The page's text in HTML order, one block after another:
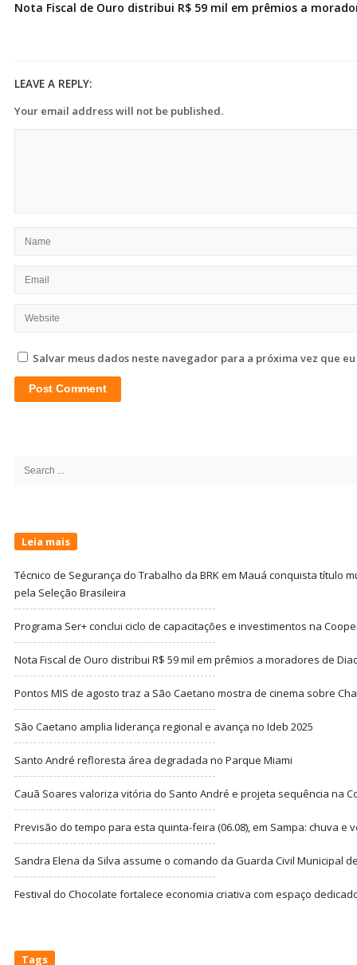
Nota Fiscal de Ouro distribui R$ 59 mil em prêmios a
LEAVE A REPLY:
Your email address will not be published.
Salvar meus dados neste navegador para a próxima vez que
Search
Leia mais
Técnico de Segurança do Trabalho da BRK em Mauá conquista título
pela Seleção Brasileira
Programa Ser+ conclui ciclo de capacitações e investimentos na
Nota Fiscal de Ouro distribui R$ 59 mil em prêmios a moradores de
Pontos MIS de agosto traz a São Caetano mostra de cinema sobre
São Caetano amplia liderança regional e avança no Ideb 2025
Santo André refloresta área degradada no Parque Miami
Cauã Soares valoriza vitória do Santo André e projeta sequência na
Previsão do tempo para esta quinta-feira (06.08), em Sampa: chuva e
Sandra Elena da Silva assume o comando da Guarda Civil Municipal
Festival do Chocolate fortalece economia criativa com espaço
Tags